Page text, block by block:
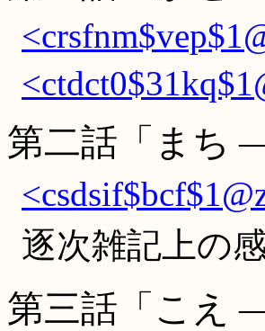
第二話「まち
逐次雑記上の
第三話「こえ